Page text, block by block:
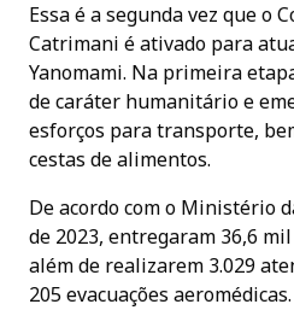
Essa é a segunda vez que o
Catrimani é ativado para
Yanomami. Na primeira
de caráter humanitário e
esforços para transporte,
cestas de alimentos.
De acordo com o Ministério
de 2023, entregaram 36,6
além de realizarem 3.029
205 evacuações aeromédicas.